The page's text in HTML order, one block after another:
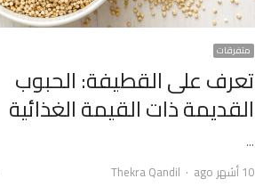
متفرقات
تعرف على القطيفة: الحبوب
القديمة ذات القيمة الغذائية
…
10 أشهر ago
Author
Thekra Qandil